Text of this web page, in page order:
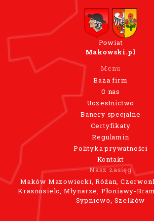
Powiat
Makowski.pl
Menu
Baza firm
O nas
Uczestnictwo
Banery specjalne
Certyfikaty
Regulamin
Polityka prywatności
Kontakt
Nasz zasięg
Maków Mazowiecki, Różan,
Krasnosielc, Młynarze, Płoniawy-
Sypniewo, Szelków